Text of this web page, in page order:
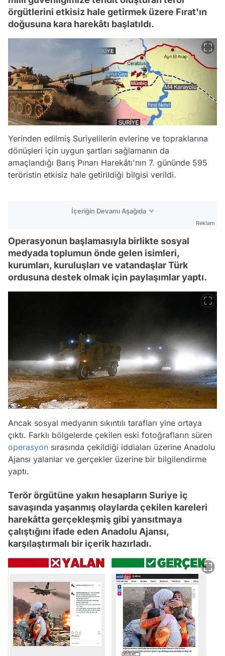
örgütlerini etkisiz hale getirmek üzere Fırat'ın
doğusuna kara harekâtı başlatıldı.
Yerinden edilmiş Suriyelilerin evlerine ve topraklarına
dönüşleri için uygun şartları sağlamanın da
amaçlandığı Barış Pınarı Harekâtı'nın 7. gününde 595
teröristin etkisiz hale getirildiği bilgisi verildi.
İçeriğin Devamı Aşağıda
Reklam
Operasyonun başlamasıyla birlikte sosyal
medyada toplumun önde gelen isimleri,
kurumları, kuruluşları ve vatandaşlar Türk
ordusuna destek olmak için paylaşımlar yaptı.
Ancak sosyal medyanın sıkıntılı tarafları yine ortaya
çıktı. Farklı bölgelerde çekilen eski fotoğrafların süren
operasyon sırasında çekildiği iddiaları üzerine Anadolu
Ajansı yalanlar ve gerçekler üzerine bir bilgilendirme
yaptı.
Terör örgütüne yakın hesapların Suriye iç
savaşında yaşanmış olaylarda çekilen kareleri
harekâtta gerçekleşmiş gibi yansıtmaya
çalıştığını ifade eden Anadolu Ajansı,
karşılaştırmalı bir içerik hazırladı.